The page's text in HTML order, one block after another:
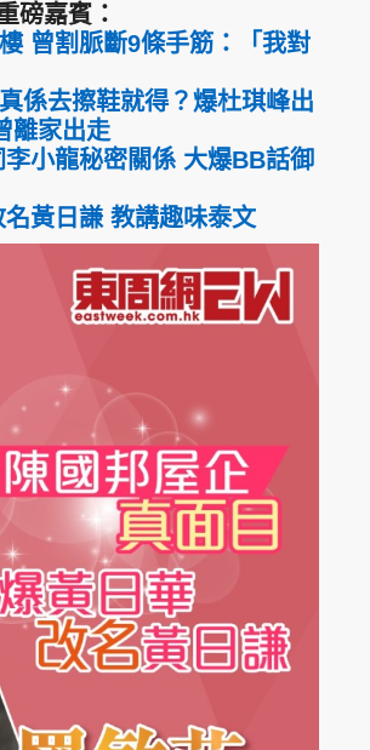
磅嘉賓：
曾割脈斷9條手筋：「我對
係去擦鞋就得？爆杜琪峰出
離家出走
小龍秘密關係 大爆BB話御
黃日謙 教講趣味泰文